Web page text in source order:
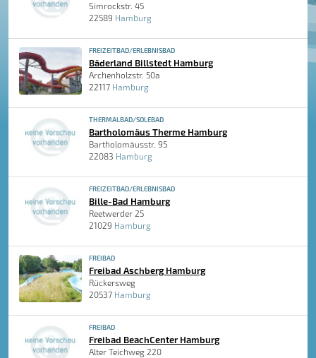
Simrockstr. 45
22589 Hamburg
FREIZEITBAD/ERLEBNISBAD
Bäderland Billstedt Hamburg
Archenholzstr. 50a
22117 Hamburg
THERMALBAD/SOLEBAD
Bartholomäus Therme Hamburg
Bartholomäusstr. 95
22083 Hamburg
FREIZEITBAD/ERLEBNISBAD
Bille-Bad Hamburg
Reetwerder 25
21029 Hamburg
FREIBAD
Freibad Aschberg Hamburg
Rückersweg
20537 Hamburg
FREIBAD
Freibad BeachCenter Hamburg
Alter Teichweg 220